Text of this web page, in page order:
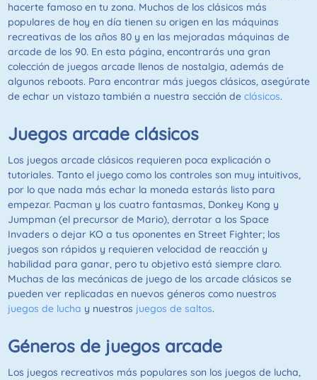
hacerte famoso en tu zona. Muchos de los clásicos más
populares de hoy en día tienen su origen en las máquinas
recreativas de los años 80 y en las mejoradas máquinas de
arcade de los 90. En esta página, encontrarás una gran
colección de juegos arcade llenos de nostalgia, además de
algunos reboots. Para encontrar más juegos clásicos, asegúrate
de echar un vistazo también a nuestra sección de clásicos.
Juegos arcade clásicos
Los juegos arcade clásicos requieren poca explicación o
tutoriales. Tanto el juego como los controles son muy intuitivos,
por lo que nada más echar la moneda estarás listo para
empezar. Pacman y los cuatro fantasmas, Donkey Kong y
Jumpman (el precursor de Mario), derrotar a los Space
Invaders o dejar KO a tus oponentes en Street Fighter; los
juegos son rápidos y requieren velocidad de reacción y
habilidad para ganar, pero tu objetivo está siempre claro.
Muchas de las mecánicas de juego de los arcade clásicos se
pueden ver replicadas en nuevos géneros como nuestros
juegos de lucha y nuestros juegos de saltos.
Géneros de juegos arcade
Los juegos recreativos más populares son los juegos de lucha,